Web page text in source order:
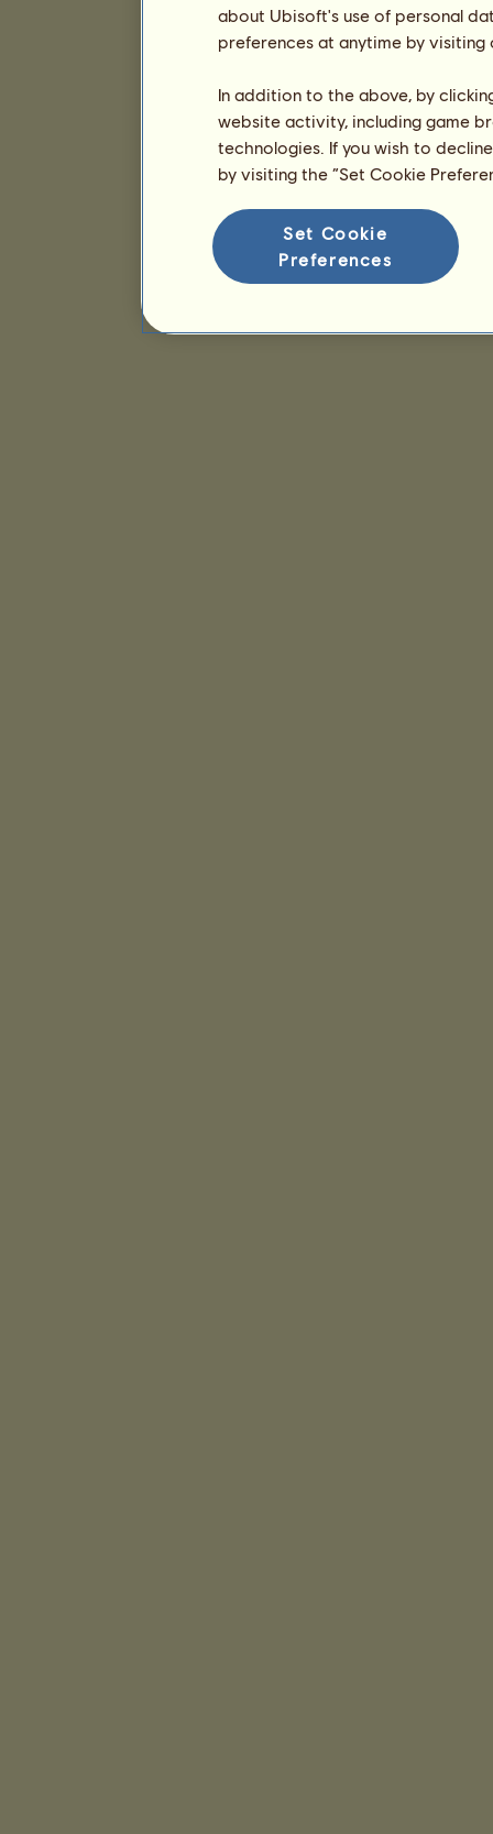
about Ubisoft's use of personal
preferences at anytime by
In addition to the above, by
website activity, including game
technologies. If you wish to
by visiting the “Set Cookie
Set Cookie
Preferences